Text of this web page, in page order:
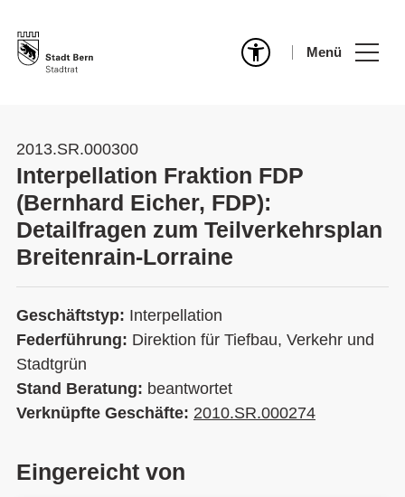
Menü
2013.SR.000300
Interpellation Fraktion FDP
(Bernhard Eicher, FDP):
Detailfragen zum Teilverkehrsplan
Breitenrain-Lorraine
Geschäftstyp: Interpellation
Federführung: Direktion für Tiefbau, Verkehr und
Stadtgrün
Stand Beratung: beantwortet
Verknüpfte Geschäfte: 2010.SR.000274
Eingereicht von